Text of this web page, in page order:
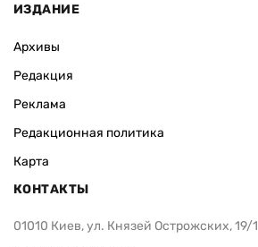
ИЗДАНИЕ
Архивы
Редакция
Реклама
Редакционная политика
Карта
КОНТАКТЫ
01010 Киев, ул. Князей Острожских, 19/1